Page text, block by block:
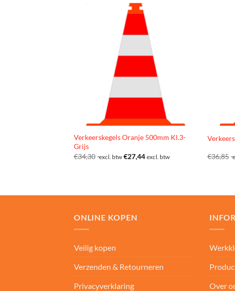
Verkeerskegels Oranje 500mm Kl.3-
Grijs
€34,30 excl. btw €27,44 excl. btw €36,85
ONLINE KOPEN
Veilig kopen
Verzenden & Retourneren
Privacyverklaring
Over